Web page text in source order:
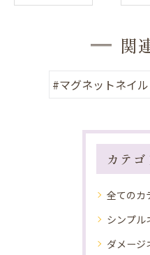
関
#マグネットネイル
カテゴ
全てのカ
シンプル
ダメージ